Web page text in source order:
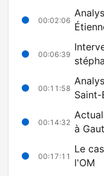
00:02:06
00:06:39
00:11:58
Saint-
00:14:32
à
00:17:11
Le
l'OM